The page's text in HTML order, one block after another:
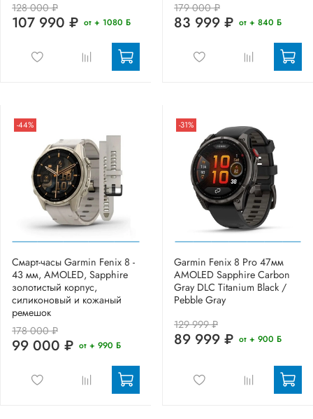
128 000 ₽
107 990 ₽ от + 1080 Б
179 000 ₽
83 999 ₽ от + 840 Б
-44%
Смарт-часы Garmin Fenix 8 -
43 мм, AMOLED, Sapphire
золотистый корпус,
силиконовый и кожаный
ремешок
178 000 ₽
99 000 ₽ от + 990 Б
-31%
Garmin Fenix 8 Pro 47мм
AMOLED Sapphire Carbon
Gray DLC Titanium Black /
Pebble Gray
129 999 ₽
89 999 ₽ от + 900 Б